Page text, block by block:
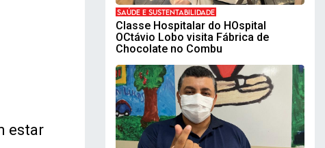
estar
SAÚDE E SUSTENTABILIDADE
Classe Hospitalar do HOspital
OCtávio Lobo visita Fábrica de
Chocolate no Combu